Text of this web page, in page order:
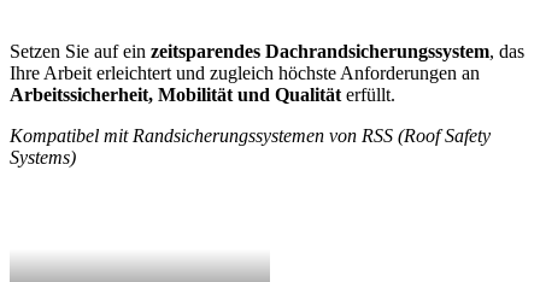
Setzen Sie auf ein zeitsparendes Dachrandsicherungssystem, das
Ihre Arbeit erleichtert und zugleich höchste Anforderungen an
Arbeitssicherheit, Mobilität und Qualität erfüllt.
Kompatibel mit Randsicherungssystemen von RSS (Roof Safety
Systems)